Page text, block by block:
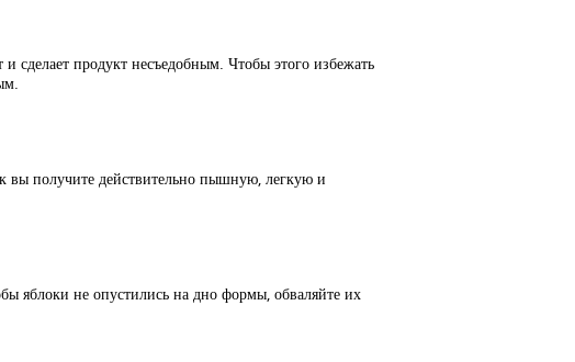
сделает продукт несъедобным. Чтобы этого избежать
вы получите действительно пышную, легкую и
яблоки не опустились на дно формы, обваляйте их